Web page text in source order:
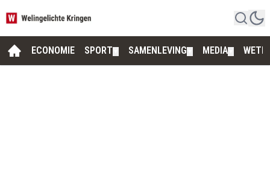
ECONOMIE SPORT SAMENLEVING MEDIA